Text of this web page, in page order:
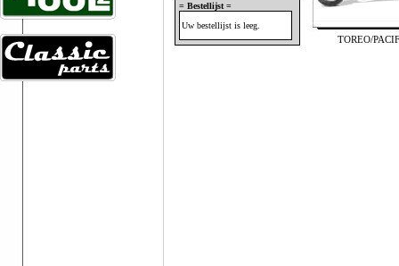
= Bestellijst =
Uw bestellijst is leeg.
TOREO/